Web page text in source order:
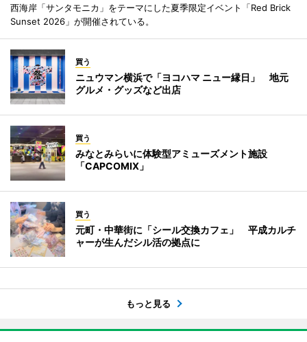
西海岸「サンタモニカ」をテーマにした夏季限定イベント「Red Brick
Sunset 2026」が開催されている。
買う
ニュウマン横浜で「ヨコハマ ニュー縁日」 地元
グルメ・グッズなど出店
買う
みなとみらいに体験型アミューズメント施設
「CAPCOMIX」
買う
元町・中華街に「シール交換カフェ」 平成カルチ
ャーが生んだシル活の拠点に
もっと見る